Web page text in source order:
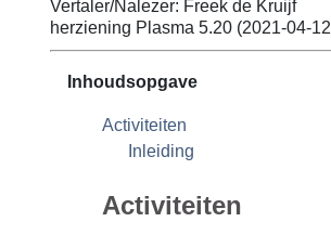
Vertaler/Nalezer: Freek de Kruijf
herziening Plasma 5.20 (2021-04-12
Inhoudsopgave
Activiteiten
Inleiding
Activiteiten